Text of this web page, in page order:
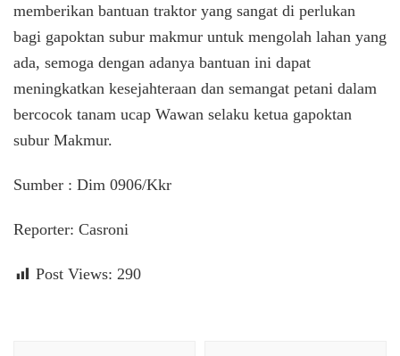
memberikan bantuan traktor yang sangat di perlukan
bagi gapoktan subur makmur untuk mengolah lahan yang
ada, semoga dengan adanya bantuan ini dapat
meningkatkan kesejahteraan dan semangat petani dalam
bercocok tanam ucap Wawan selaku ketua gapoktan
subur Makmur.
Sumber : Dim 0906/Kkr
Reporter: Casroni
Post Views: 290